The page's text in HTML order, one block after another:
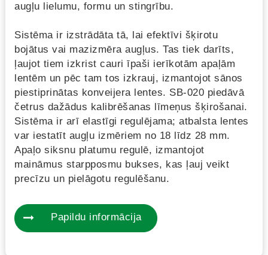
augļu lielumu, formu un stingrību.
Sistēma ir izstrādāta tā, lai efektīvi šķirotu
bojātus vai mazizmēra augļus. Tas tiek darīts,
ļaujot tiem izkrist cauri īpaši ierīkotām apaļām
lentēm un pēc tam tos izkrauj, izmantojot sānos
piestiprinātas konveijera lentes. SB-020 piedāvā
četrus dažādus kalibrēšanas līmeņus šķirošanai.
Sistēma ir arī elastīgi regulējama; atbalsta lentes
var iestatīt augļu izmēriem no 18 līdz 28 mm.
Apaļo siksnu platumu regulē, izmantojot
maināmus starpposmu bukses, kas ļauj veikt
precīzu un pielāgotu regulēšanu.
Papildu informācija